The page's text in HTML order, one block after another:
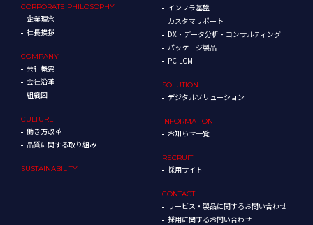
CORPORATE PHILOSOPHY
企業理念
社長挨拶
COMPANY
会社概要
会社沿革
組織図
CULTURE
働き方改革
品質に関する取り組み
SUSTAINABILITY
インフラ基盤
カスタマサポート
DX・データ分析・コンサルティング
パッケージ製品
PC-LCM
SOLUTION
デジタルソリューション
INFORMATION
お知らせ一覧
RECRUIT
採用サイト
CONTACT
サービス・製品に関するお問い合わせ
採用に関するお問い合わせ